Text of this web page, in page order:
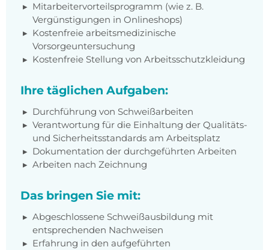
Mitarbeitervorteilsprogramm (wie z. B.
Vergünstigungen in Onlineshops)
Kostenfreie arbeitsmedizinische
Vorsorgeuntersuchung
Kostenfreie Stellung von Arbeitsschutzkleidung
Ihre täglichen Aufgaben:
Durchführung von Schweißarbeiten
Verantwortung für die Einhaltung der Qualitäts-
und Sicherheitsstandards am Arbeitsplatz
Dokumentation der durchgeführten Arbeiten
Arbeiten nach Zeichnung
Das bringen Sie mit:
Abgeschlossene Schweißausbildung mit
entsprechenden Nachweisen
Erfahrung in den aufgeführten